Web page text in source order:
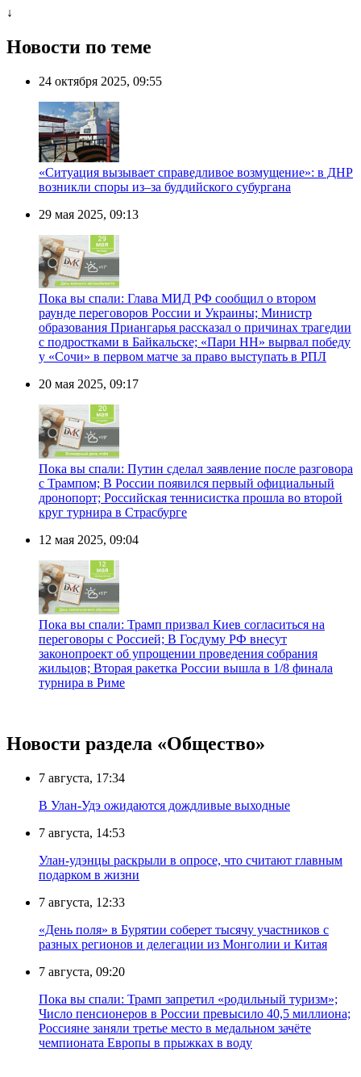
↓
Новости по теме
24 октября 2025, 09:55
«Ситуация вызывает справедливое возмущение»: в ДНР
возникли споры из–за буддийского субургана
29 мая 2025, 09:13
Пока вы спали: Глава МИД РФ сообщил о втором
раунде переговоров России и Украины; Министр
образования Приангарья рассказал о причинах трагедии
с подростками в Байкальске; «Пари НН» вырвал победу
у «Сочи» в первом матче за право выступать в РПЛ
20 мая 2025, 09:17
Пока вы спали: Путин сделал заявление после разговора
с Трампом; В России появился первый официальный
дронопорт; Российская теннисистка прошла во второй
круг турнира в Страсбурге
12 мая 2025, 09:04
Пока вы спали: Трамп призвал Киев согласиться на
переговоры с Россией; В Госдуму РФ внесут
законопроект об упрощении проведения собрания
жильцов; Вторая ракетка России вышла в 1/8 финала
турнира в Риме
Новости раздела «Общество»
7 августа, 17:34
В Улан-Удэ ожидаются дождливые выходные
7 августа, 14:53
Улан-удэнцы раскрыли в опросе, что считают главным
подарком в жизни
7 августа, 12:33
«День поля» в Бурятии соберет тысячу участников с
разных регионов и делегации из Монголии и Китая
7 августа, 09:20
Пока вы спали: Трамп запретил «родильный туризм»;
Число пенсионеров в России превысило 40,5 миллиона;
Россияне заняли третье место в медальном зачёте
чемпионата Европы в прыжках в воду